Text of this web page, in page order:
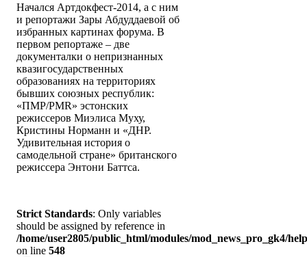
Начался Артдокфест-2014, а с ним
и репортажи Зары Абдуддаевой об
избранных картинах форума. В
первом репортаже – две
документалки о непризнанных
квазигосударственных
образованиях на территориях
бывших союзных республик:
«ПМР/PMR» эстонских
режиссеров Миэлиса Муху,
Кристины Норманн и «ДНР.
Удивительная история о
самодельной стране» британского
режиссера Энтони Баттса.
Strict Standards: Only variables
should be assigned by reference in
/home/user2805/public_html/modules/mod_news_pro_gk4/
on line 548